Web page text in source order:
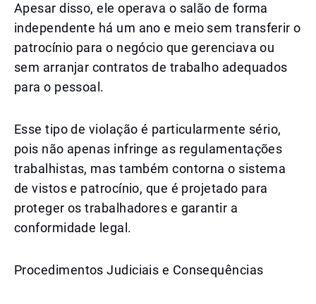
Apesar disso, ele operava o salão de forma
independente há um ano e meio sem transferir o
patrocínio para o negócio que gerenciava ou
sem arranjar contratos de trabalho adequados
para o pessoal.
Esse tipo de violação é particularmente sério,
pois não apenas infringe as regulamentações
trabalhistas, mas também contorna o sistema
de vistos e patrocínio, que é projetado para
proteger os trabalhadores e garantir a
conformidade legal.
Procedimentos Judiciais e Consequências